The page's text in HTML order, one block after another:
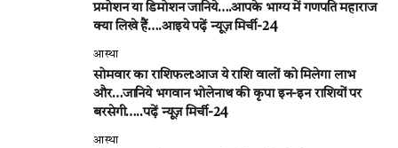
प्रमोशन या डिमोशन जानिये….आपके भाग्य में गणपति महाराज
क्या लिखे हैं….आइये पढ़ें न्यूज़ मिर्ची-24
आस्था
सोमवार का राशिफल:आज ये राशि वालों को मिलेगा लाभ
और…जानिये भगवान भोलेनाथ की कृपा इन-इन राशियों पर
बरसेगी…..पढ़ें न्यूज़ मिर्ची-24
आस्था